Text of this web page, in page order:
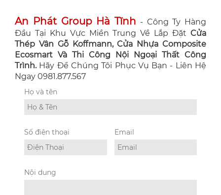
An Phát Group Hà Tĩnh - Công Ty Hàng
Đầu Tại Khu Vực Miền Trung Về Lắp Đặt Cửa
Thép Vân Gỗ Koffmann, Cửa Nhựa Composite
Ecosmart Và Thi Công Nội Ngoại Thất Công
Trình. Hãy Để Chúng Tôi Phục Vụ Bạn - Liên Hệ
Ngay 0981.877.567
Họ và tên
Số điện thoại Email
Nội dung